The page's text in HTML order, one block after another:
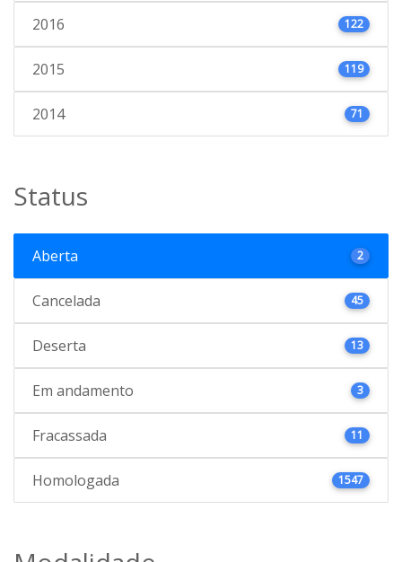
2016 122
2015 119
2014 71
Status
Aberta 2
Cancelada 45
Deserta 13
Em andamento 3
Fracassada 11
Homologada 1547